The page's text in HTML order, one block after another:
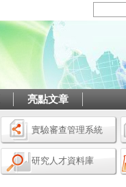
亮點文章
實驗審查管理系統
研究人才資料庫